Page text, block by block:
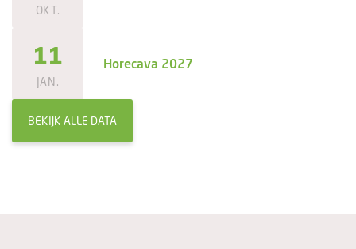
OKT.
11
JAN.
Horecava 2027
BEKIJK ALLE DATA